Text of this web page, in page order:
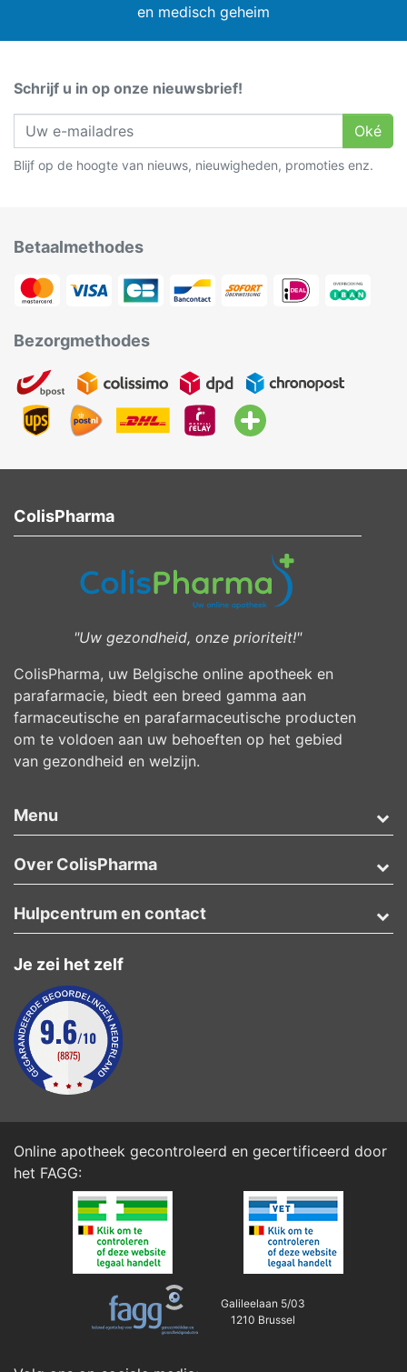
en medisch geheim
Schrijf u in op onze nieuwsbrief!
Oké
Blijf op de hoogte van nieuws, nieuwigheden, promoties enz.
Betaalmethodes
Bezorgmethodes
ColisPharma
"Uw gezondheid, onze prioriteit!"
ColisPharma, uw Belgische online apotheek en
parafarmacie, biedt een breed gamma aan
farmaceutische en parafarmaceutische producten
om te voldoen aan uw behoeften op het gebied
van gezondheid en welzijn.
Menu
Over ColisPharma
Je zei het zelf
Hulpcentrum en contact
Online apotheek gecontroleerd en gecertificeerd door
het FAGG:
Galileelaan 5/03
1210 Brussel